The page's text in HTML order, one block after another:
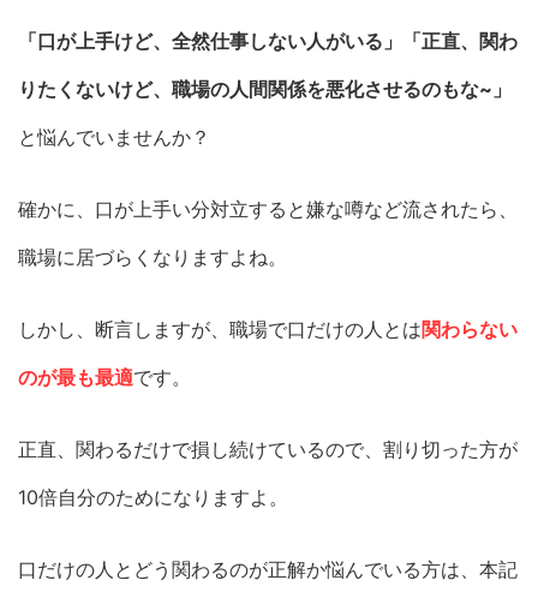
「口が上手けど、全然仕事しない人がいる」「正直、関わ
りたくないけど、職場の人間関係を悪化させるのもな~」
と悩んでいませんか？
確かに、口が上手い分対立すると嫌な噂など流されたら、
職場に居づらくなりますよね。
しかし、断言しますが、職場で口だけの人とは関わらない
のが最も最適です。
正直、関わるだけで損し続けているので、割り切った方が
10倍自分のためになりますよ。
口だけの人とどう関わるのが正解か悩んでいる方は、本記